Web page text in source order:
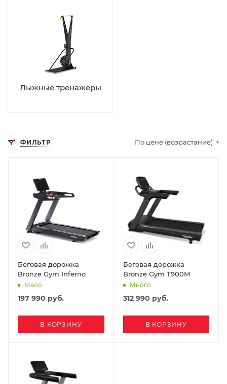
Лыжные тренажеры
ФИЛЬТР По цене (возрастание)
Беговая дорожка
Bronze Gym Inferno
Мало
197 990 руб.
В КОРЗИНУ
Беговая дорожка
Bronze Gym T900M
Много
312 990 руб.
В КОРЗИНУ